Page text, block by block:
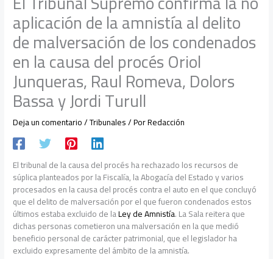
aplicación de la amnistía al delito
de malversación de los condenados
en la causa del procés Oriol
Junqueras, Raul Romeva, Dolors
Bassa y Jordi Turull
Deja un comentario/Tribunales/ PorRedacción
El tribunal de la causa del procés ha rechazado los recursos de
súplica planteados por la Fiscalía, la Abogacía del Estado y varios
procesados en la causa del procés contra el auto en el que concluyó
que el delito de malversación por el que fueron condenados estos
últimos estaba excluido de laLey de Amnistía. La Sala reitera que
dichas personas cometieron una malversación en la que medió
beneficio personal de carácter patrimonial, que el legislador ha
excluido expresamente del ámbito de la amnistía.